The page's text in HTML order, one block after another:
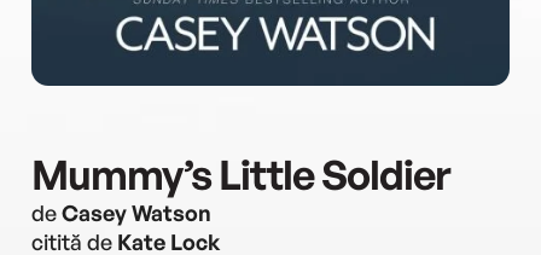
Mummy’s Little Soldier
deCasey Watson
citită de Kate Lock